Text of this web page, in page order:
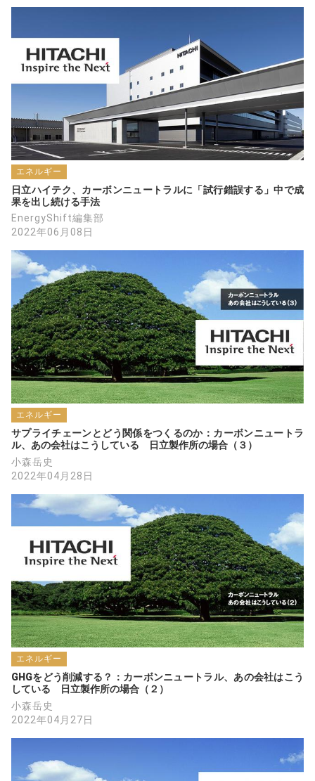
エネルギー
日立ハイテク、カーボンニュートラルに「試行錯誤する」中で成
果を出し続ける手法
EnergyShift編集部
2022年06月08日
エネルギー
サプライチェーンとどう関係をつくるのか：カーボンニュートラ
ル、あの会社はこうしている　日立製作所の場合（３）
小森岳史
2022年04月28日
エネルギー
GHGをどう削減する？：カーボンニュートラル、あの会社はこう
している　日立製作所の場合（２）
小森岳史
2022年04月27日